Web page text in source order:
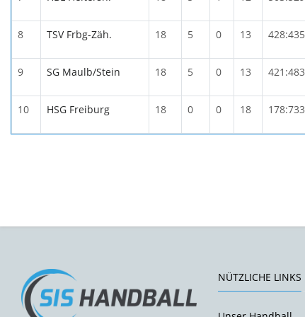
8 TSV Frbg-Zäh. 18 5 0 13 428:435
9 SG Maulb/Stein 18 5 0 13 421:483
10 HSG Freiburg 18 0 0 18 178:733
NÜTZLICHE LINKS